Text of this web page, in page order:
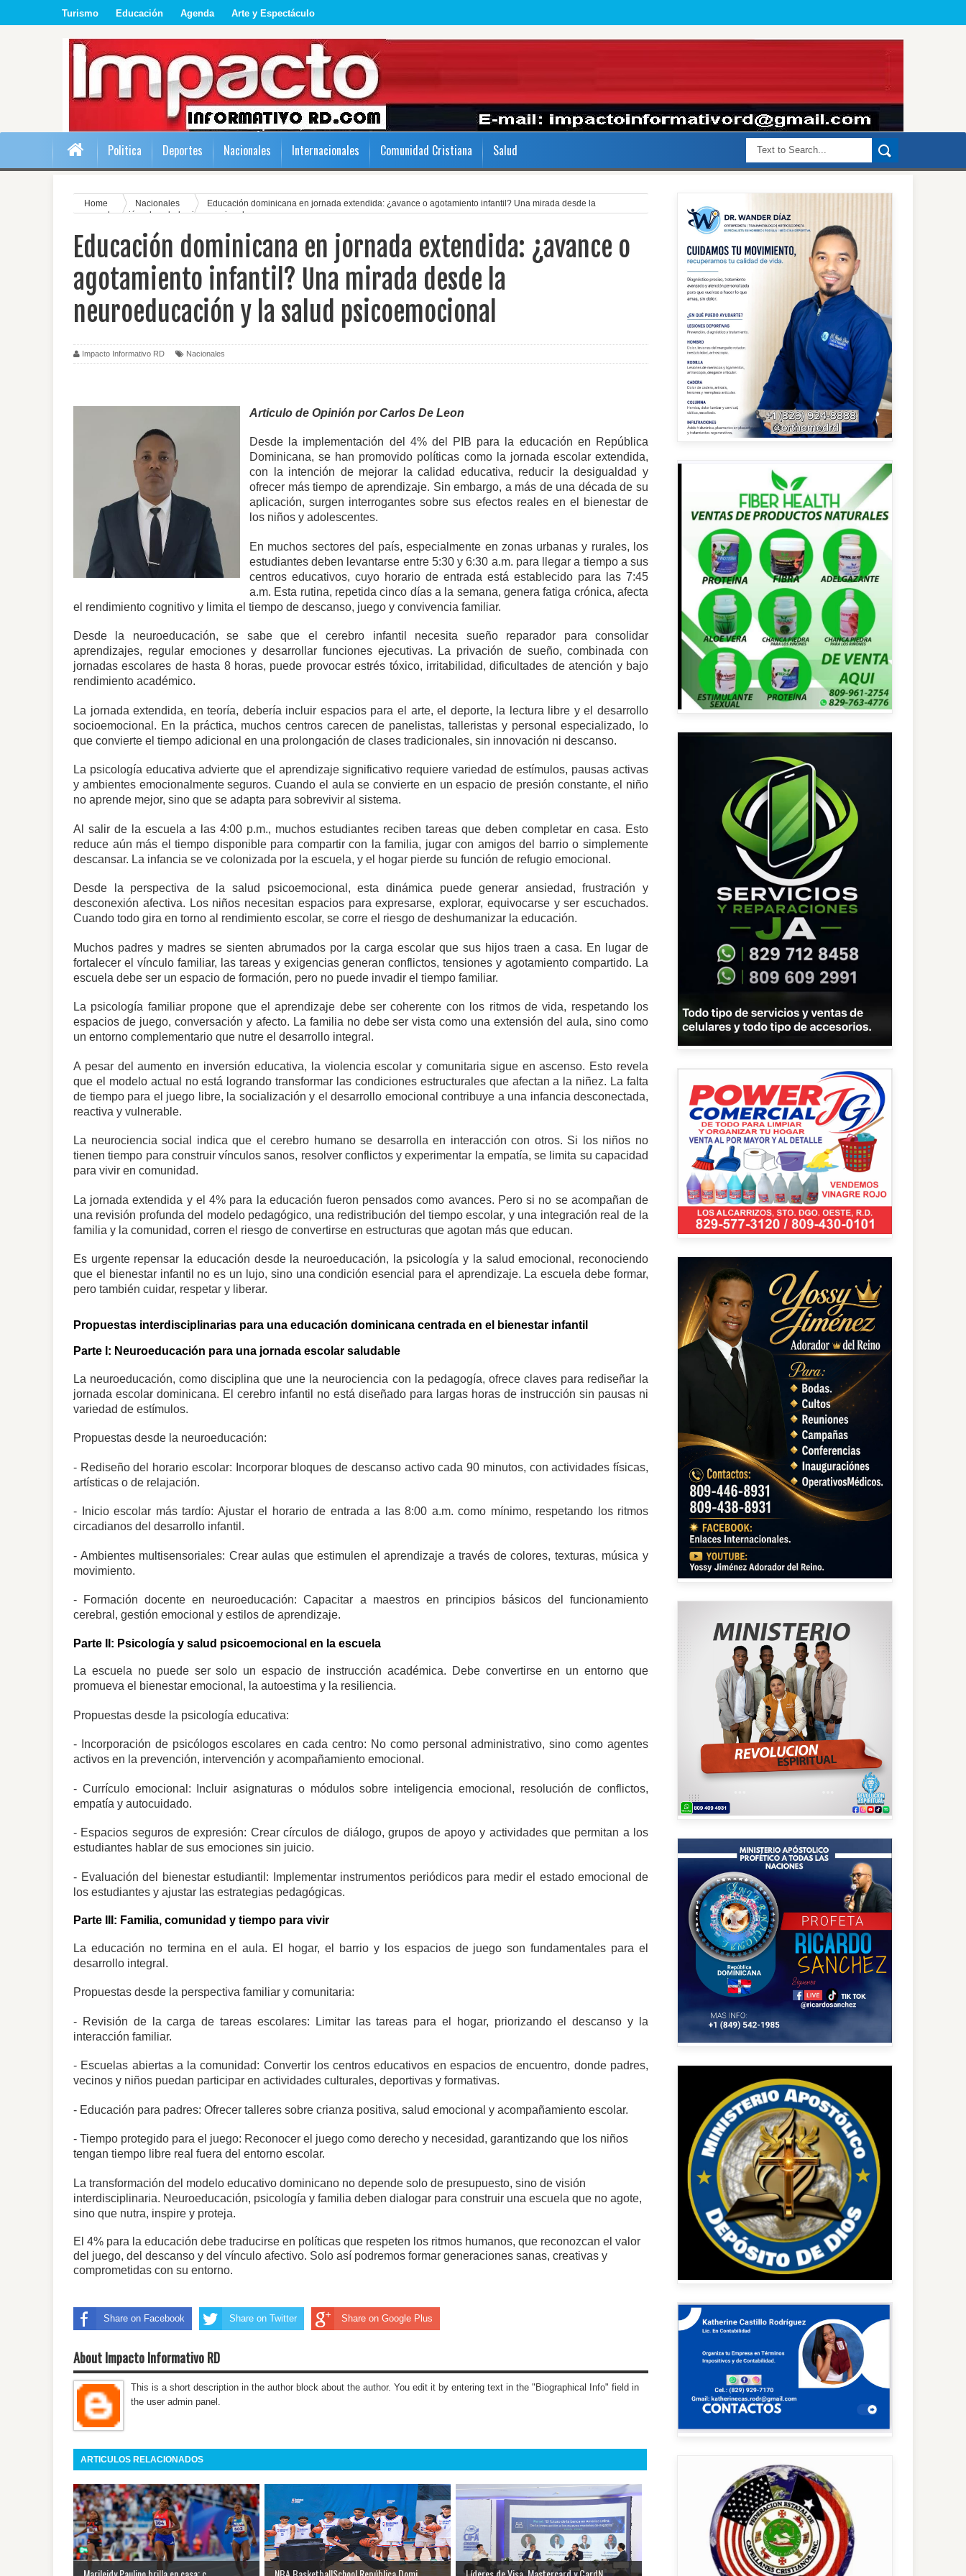
Turismo Educación Agenda Arte y Espectáculo
Politica Deportes Nacionales Internacionales Comunidad Cristiana Salud
Home Nacionales
Educación dominicana en jornada extendida: ¿avance o agotamiento infantil? Una mirada desde la
neuroeducación y la salud psicoemocional
Educación dominicana en jornada extendida: ¿avance o
agotamiento infantil? Una mirada desde la
neuroeducación y la salud psicoemocional
Impacto Informativo RD Nacionales
Articulo de Opinión por Carlos De Leon
Desde la implementación del 4% del PIB para la educación en República
Dominicana, se han promovido políticas como la jornada escolar extendida,
con la intención de mejorar la calidad educativa, reducir la desigualdad y
ofrecer más tiempo de aprendizaje. Sin embargo, a más de una década de su
aplicación, surgen interrogantes sobre sus efectos reales en el bienestar de
los niños y adolescentes.
En muchos sectores del país, especialmente en zonas urbanas y rurales, los
estudiantes deben levantarse entre 5:30 y 6:30 a.m. para llegar a tiempo a sus
centros educativos, cuyo horario de entrada está establecido para las 7:45
a.m. Esta rutina, repetida cinco días a la semana, genera fatiga crónica, afecta
el rendimiento cognitivo y limita el tiempo de descanso, juego y convivencia familiar.
Desde la neuroeducación, se sabe que el cerebro infantil necesita sueño reparador para consolidar
aprendizajes, regular emociones y desarrollar funciones ejecutivas. La privación de sueño, combinada con
jornadas escolares de hasta 8 horas, puede provocar estrés tóxico, irritabilidad, dificultades de atención y bajo
rendimiento académico.
La jornada extendida, en teoría, debería incluir espacios para el arte, el deporte, la lectura libre y el desarrollo
socioemocional. En la práctica, muchos centros carecen de panelistas, talleristas y personal especializado, lo
que convierte el tiempo adicional en una prolongación de clases tradicionales, sin innovación ni descanso.
La psicología educativa advierte que el aprendizaje significativo requiere variedad de estímulos, pausas activas
y ambientes emocionalmente seguros. Cuando el aula se convierte en un espacio de presión constante, el niño
no aprende mejor, sino que se adapta para sobrevivir al sistema.
Al salir de la escuela a las 4:00 p.m., muchos estudiantes reciben tareas que deben completar en casa. Esto
reduce aún más el tiempo disponible para compartir con la familia, jugar con amigos del barrio o simplemente
descansar. La infancia se ve colonizada por la escuela, y el hogar pierde su función de refugio emocional.
Desde la perspectiva de la salud psicoemocional, esta dinámica puede generar ansiedad, frustración y
desconexión afectiva. Los niños necesitan espacios para expresarse, explorar, equivocarse y ser escuchados.
Cuando todo gira en torno al rendimiento escolar, se corre el riesgo de deshumanizar la educación.
Muchos padres y madres se sienten abrumados por la carga escolar que sus hijos traen a casa. En lugar de
fortalecer el vínculo familiar, las tareas y exigencias generan conflictos, tensiones y agotamiento compartido. La
escuela debe ser un espacio de formación, pero no puede invadir el tiempo familiar.
La psicología familiar propone que el aprendizaje debe ser coherente con los ritmos de vida, respetando los
espacios de juego, conversación y afecto. La familia no debe ser vista como una extensión del aula, sino como
un entorno complementario que nutre el desarrollo integral.
A pesar del aumento en inversión educativa, la violencia escolar y comunitaria sigue en ascenso. Esto revela
que el modelo actual no está logrando transformar las condiciones estructurales que afectan a la niñez. La falta
de tiempo para el juego libre, la socialización y el desarrollo emocional contribuye a una infancia desconectada,
reactiva y vulnerable.
La neurociencia social indica que el cerebro humano se desarrolla en interacción con otros. Si los niños no
tienen tiempo para construir vínculos sanos, resolver conflictos y experimentar la empatía, se limita su capacidad
para vivir en comunidad.
La jornada extendida y el 4% para la educación fueron pensados como avances. Pero si no se acompañan de
una revisión profunda del modelo pedagógico, una redistribución del tiempo escolar, y una integración real de la
familia y la comunidad, corren el riesgo de convertirse en estructuras que agotan más que educan.
Es urgente repensar la educación desde la neuroeducación, la psicología y la salud emocional, reconociendo
que el bienestar infantil no es un lujo, sino una condición esencial para el aprendizaje. La escuela debe formar,
pero también cuidar, respetar y liberar.
Propuestas interdisciplinarias para una educación dominicana centrada en el bienestar infantil
Parte I: Neuroeducación para una jornada escolar saludable
La neuroeducación, como disciplina que une la neurociencia con la pedagogía, ofrece claves para rediseñar la
jornada escolar dominicana. El cerebro infantil no está diseñado para largas horas de instrucción sin pausas ni
variedad de estímulos.
Propuestas desde la neuroeducación:
- Rediseño del horario escolar: Incorporar bloques de descanso activo cada 90 minutos, con actividades físicas,
artísticas o de relajación.
- Inicio escolar más tardío: Ajustar el horario de entrada a las 8:00 a.m. como mínimo, respetando los ritmos
circadianos del desarrollo infantil.
- Ambientes multisensoriales: Crear aulas que estimulen el aprendizaje a través de colores, texturas, música y
movimiento.
- Formación docente en neuroeducación: Capacitar a maestros en principios básicos del funcionamiento
cerebral, gestión emocional y estilos de aprendizaje.
Parte II: Psicología y salud psicoemocional en la escuela
La escuela no puede ser solo un espacio de instrucción académica. Debe convertirse en un entorno que
promueva el bienestar emocional, la autoestima y la resiliencia.
Propuestas desde la psicología educativa:
- Incorporación de psicólogos escolares en cada centro: No como personal administrativo, sino como agentes
activos en la prevención, intervención y acompañamiento emocional.
- Currículo emocional: Incluir asignaturas o módulos sobre inteligencia emocional, resolución de conflictos,
empatía y autocuidado.
- Espacios seguros de expresión: Crear círculos de diálogo, grupos de apoyo y actividades que permitan a los
estudiantes hablar de sus emociones sin juicio.
- Evaluación del bienestar estudiantil: Implementar instrumentos periódicos para medir el estado emocional de
los estudiantes y ajustar las estrategias pedagógicas.
Parte III: Familia, comunidad y tiempo para vivir
La educación no termina en el aula. El hogar, el barrio y los espacios de juego son fundamentales para el
desarrollo integral.
Propuestas desde la perspectiva familiar y comunitaria:
- Revisión de la carga de tareas escolares: Limitar las tareas para el hogar, priorizando el descanso y la
interacción familiar.
- Escuelas abiertas a la comunidad: Convertir los centros educativos en espacios de encuentro, donde padres,
vecinos y niños puedan participar en actividades culturales, deportivas y formativas.
- Educación para padres: Ofrecer talleres sobre crianza positiva, salud emocional y acompañamiento escolar.
- Tiempo protegido para el juego: Reconocer el juego como derecho y necesidad, garantizando que los niños
tengan tiempo libre real fuera del entorno escolar.
La transformación del modelo educativo dominicano no depende solo de presupuesto, sino de visión
interdisciplinaria. Neuroeducación, psicología y familia deben dialogar para construir una escuela que no agote,
sino que nutra, inspire y proteja.
El 4% para la educación debe traducirse en políticas que respeten los ritmos humanos, que reconozcan el valor
del juego, del descanso y del vínculo afectivo. Solo así podremos formar generaciones sanas, creativas y
comprometidas con su entorno.
Share on Facebook Share on Twitter Share on Google Plus
About Impacto Informativo RD
This is a short description in the author block about the author. You edit it by entering text in the "Biographical Info" field in
the user admin panel.
ARTICULOS RELACIONADOS